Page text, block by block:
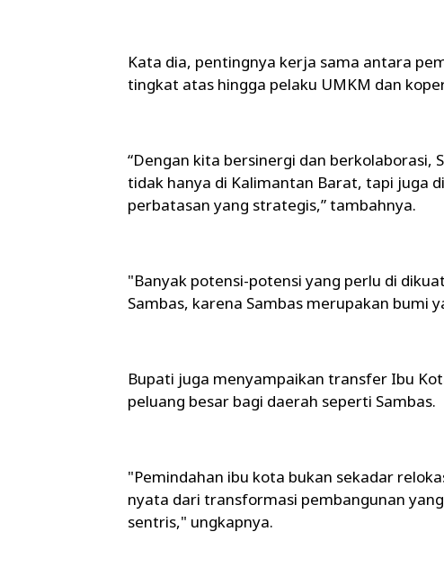
Kata dia, pentingnya kerja sama antara
tingkat atas hingga pelaku UMKM dan
“Dengan kita bersinergi dan berkolaborasi,
tidak hanya di Kalimantan Barat, tapi juga
perbatasan yang strategis,” tambahnya.
"Banyak potensi-potensi yang perlu di
Sambas, karena Sambas merupakan bumi
Bupati juga menyampaikan transfer Ibu
peluang besar bagi daerah seperti Sambas.
"Pemindahan ibu kota bukan sekadar
nyata dari transformasi pembangunan
sentris," ungkapnya.